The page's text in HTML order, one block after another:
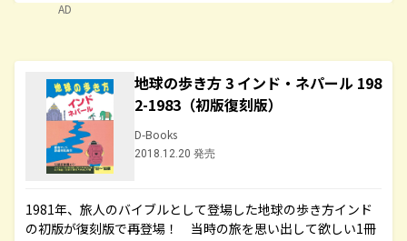
AD
地球の歩き方 3 インド・ネパール 198
2-1983（初版復刻版）
D-Books
2018.12.20 発売
1981年、旅人のバイブルとして登場した地球の歩き方インド
の初版が復刻版で再登場！ 当時の旅を思い出して欲しい1冊